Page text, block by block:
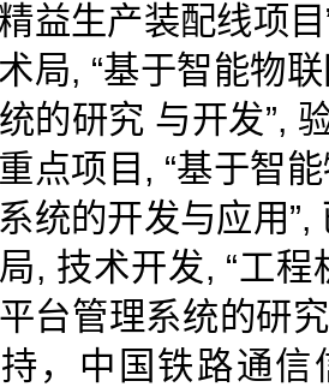
益生产装配线项
局, “基于智能物
的研究 与开发”,
点项目, “基于智
统的开发与应用
, 技术开发, “工
台管理系统的研
，中国铁路通